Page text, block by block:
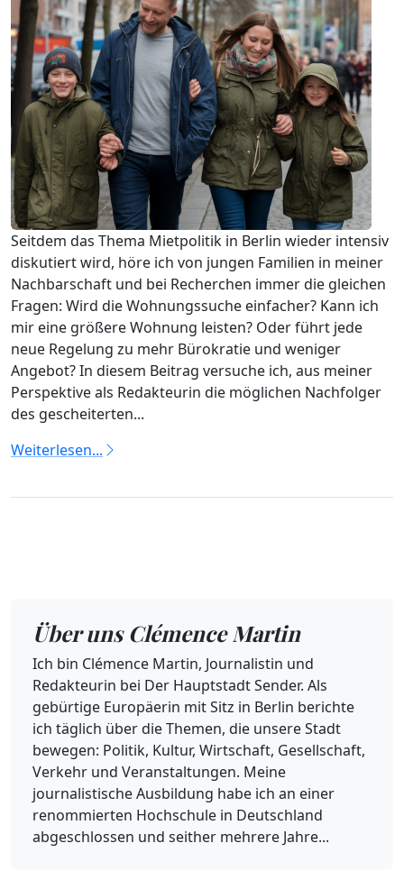
Seitdem das Thema Mietpolitik in Berlin wieder intensiv
diskutiert wird, höre ich von jungen Familien in meiner
Nachbarschaft und bei Recherchen immer die gleichen
Fragen: Wird die Wohnungssuche einfacher? Kann ich
mir eine größere Wohnung leisten? Oder führt jede
neue Regelung zu mehr Bürokratie und weniger
Angebot? In diesem Beitrag versuche ich, aus meiner
Perspektive als Redakteurin die möglichen Nachfolger
des gescheiterten...
Weiterlesen...
Über uns Clémence Martin
Ich bin Clémence Martin, Journalistin und
Redakteurin bei Der Hauptstadt Sender. Als
gebürtige Europäerin mit Sitz in Berlin berichte
ich täglich über die Themen, die unsere Stadt
bewegen: Politik, Kultur, Wirtschaft, Gesellschaft,
Verkehr und Veranstaltungen. Meine
journalistische Ausbildung habe ich an einer
renommierten Hochschule in Deutschland
abgeschlossen und seither mehrere Jahre...